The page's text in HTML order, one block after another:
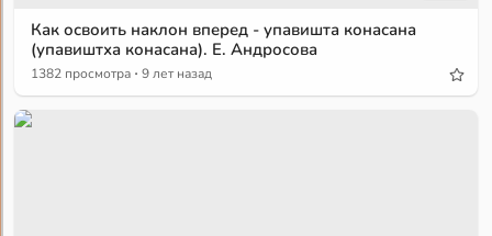
Как освоить наклон вперед - упавишта конасана
(упавиштха конасана). Е. Андросова
1382 просмотра · 9 лет назад